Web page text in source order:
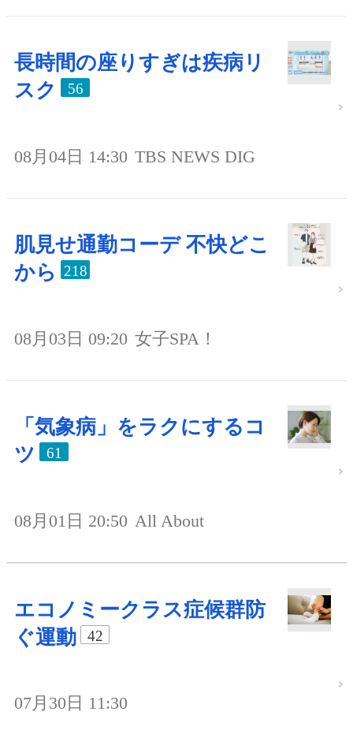
長時間の座りすぎは疾病リ
スク
56
08月04日 14:30 TBS NEWS DIG
肌見せ通勤コーデ 不快どこ
から
218
08月03日 09:20 女子SPA！
「気象病」をラクにするコ
ツ
61
08月01日 20:50 All About
エコノミークラス症候群防
ぐ運動
42
07月30日 11:30